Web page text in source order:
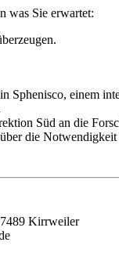
was Sie erwartet:
Sphenisco, einem
Süd an die
die
Kirrweiler